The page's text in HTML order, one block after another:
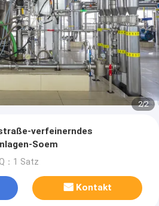
2/2
verfeinerndes
Soem
：1 Satz
Kontakt